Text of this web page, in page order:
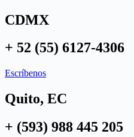
CDMX
+ 52 (55) 6127-4306
Escríbenos
Quito, EC
+ (593) 988 445 205